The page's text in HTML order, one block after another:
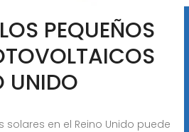
PEQUEÑOS
UNIDO
solares en el Reino Unido puede